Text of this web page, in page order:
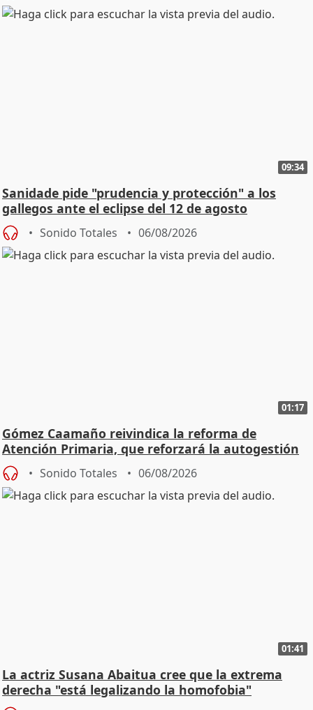
09:34
Sanidade pide "prudencia y protección" a los
gallegos ante el eclipse del 12 de agosto
Sonido Totales 06/08/2026
01:17
Gómez Caamaño reivindica la reforma de
Atención Primaria, que reforzará la autogestión
Sonido Totales 06/08/2026
01:41
La actriz Susana Abaitua cree que la extrema
derecha "está legalizando la homofobia"